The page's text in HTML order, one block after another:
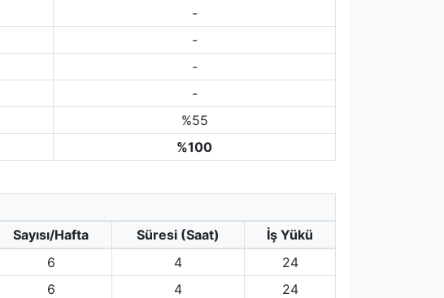
-
-
-
-
%55
%100
Sayısı/Hafta Süresi (Saat)
İş Yükü
6 4
24
6 4
24